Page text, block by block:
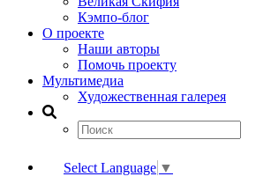
Кэмпо-блог
О проекте
Наши авторы
Помочь проекту
Мультимедиа
Художественная галерея
Select Language ▼